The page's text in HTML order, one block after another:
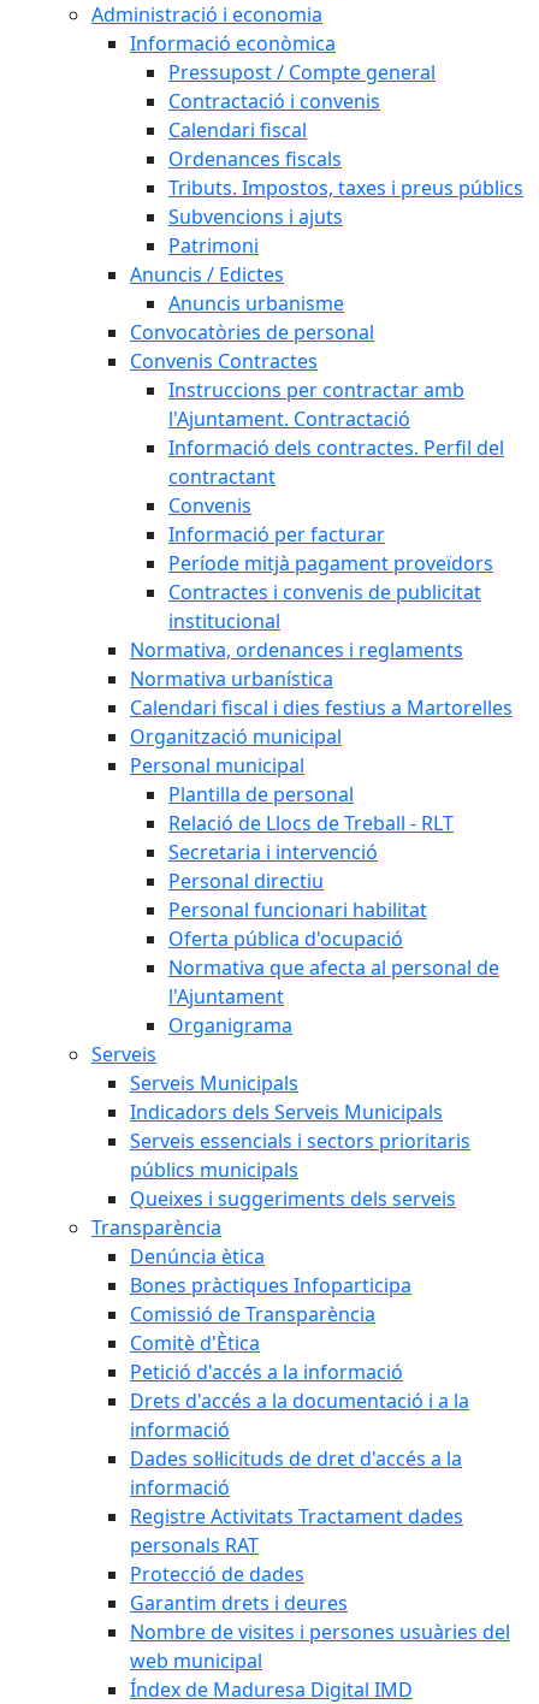
Administració i economia
Informació econòmica
Pressupost / Compte general
Contractació i convenis
Calendari fiscal
Ordenances fiscals
Tributs. Impostos, taxes i preus públics
Subvencions i ajuts
Patrimoni
Anuncis / Edictes
Anuncis urbanisme
Convocatòries de personal
Convenis Contractes
Instruccions per contractar amb
l'Ajuntament. Contractació
Informació dels contractes. Perfil del
contractant
Convenis
Informació per facturar
Període mitjà pagament proveïdors
Contractes i convenis de publicitat
institucional
Normativa, ordenances i reglaments
Normativa urbanística
Calendari fiscal i dies festius a Martorelles
Organització municipal
Personal municipal
Plantilla de personal
Relació de Llocs de Treball - RLT
Secretaria i intervenció
Personal directiu
Personal funcionari habilitat
Oferta pública d'ocupació
Normativa que afecta al personal de
l'Ajuntament
Organigrama
Serveis
Serveis Municipals
Indicadors dels Serveis Municipals
Serveis essencials i sectors prioritaris
públics municipals
Queixes i suggeriments dels serveis
Transparència
Denúncia ètica
Bones pràctiques Infoparticipa
Comissió de Transparència
Comitè d'Ètica
Petició d'accés a la informació
Drets d'accés a la documentació i a la
informació
Dades sol·licituds de dret d'accés a la
informació
Registre Activitats Tractament dades
personals RAT
Protecció de dades
Garantim drets i deures
Nombre de visites i persones usuàries del
web municipal
Índex de Maduresa Digital IMD